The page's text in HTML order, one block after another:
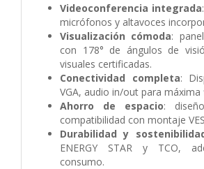
Videoconferencia integrada
micrófonos y altavoces
Visualización cómoda:
con 178° de ángulos de
visuales certificadas.
Conectividad completa:
VGA, audio in/out para máxima
Ahorro de espacio:
compatibilidad con montaje
Durabilidad y
ENERGY STAR y TCO,
consumo.